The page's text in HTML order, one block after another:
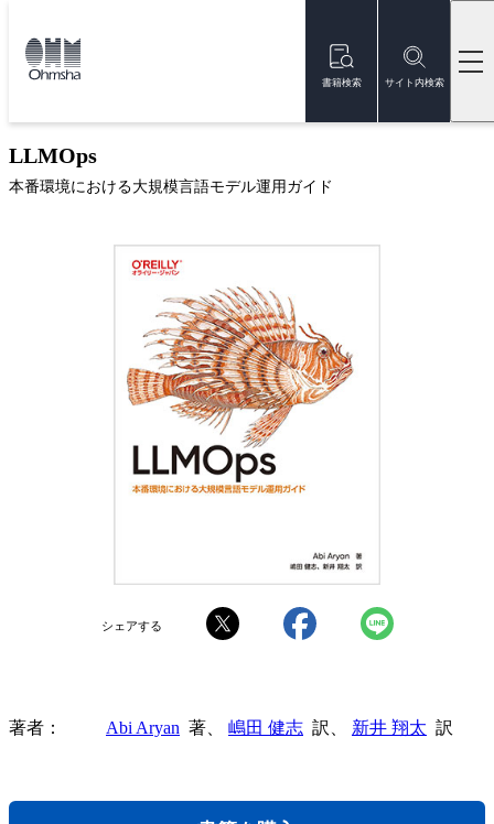
書籍検索 サイト内検索
トップ
LLMOps
本番環境における大規模言語モデル運用ガイド
シェアする
著者 Abi Aryan 著、 嶋田 健志 訳、 新井 翔太 訳